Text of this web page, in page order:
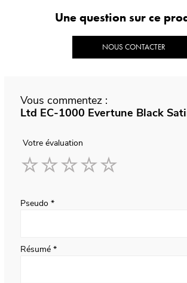
Une question sur ce
NOUS CONTACTER
Vous commentez :
Ltd EC-1000 Evertune Black
Votre évaluation
Pseudo
Résumé